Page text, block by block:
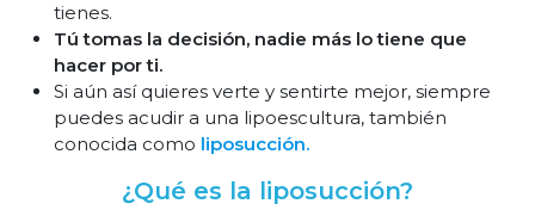
tienes.
Tú tomas la decisión, nadie más lo tiene que
hacer por ti.
Si aún así quieres verte y sentirte mejor, siempre
puedes acudir a una lipoescultura, también
conocida como liposucción.
¿Qué es la liposucción?